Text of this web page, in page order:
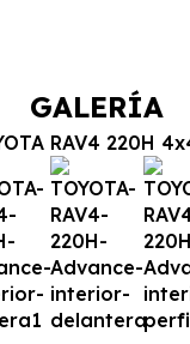
GALERÍA